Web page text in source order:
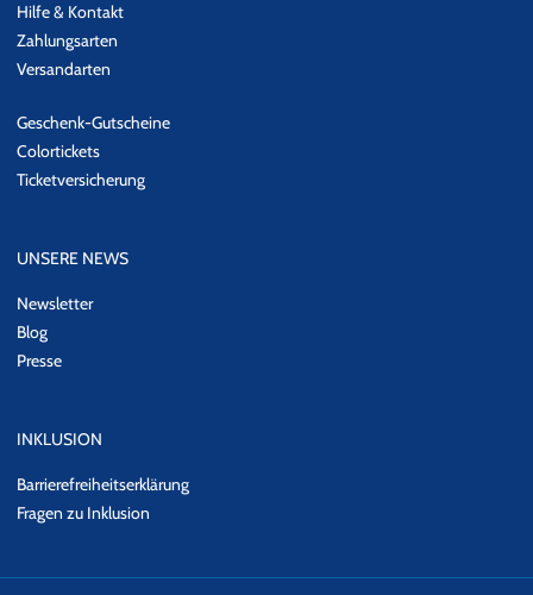
Hilfe & Kontakt
Zahlungsarten
Versandarten
Geschenk-Gutscheine
Colortickets
Ticketversicherung
UNSERE NEWS
Newsletter
Blog
Presse
INKLUSION
Barrierefreiheitserklärung
Fragen zu Inklusion